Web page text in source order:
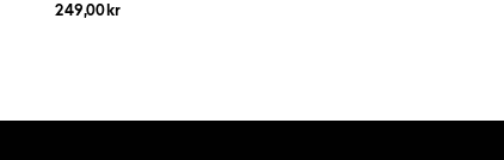
249,00 kr